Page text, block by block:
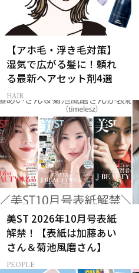
【アホ毛・浮き毛対策】
湿気で広がる髪に！頼れ
る最新ヘアセット剤4選
HAIR
美ST 2026年10月号表紙
解禁！【表紙は加藤あい
さん＆菊池風磨さん】
PEOPLE